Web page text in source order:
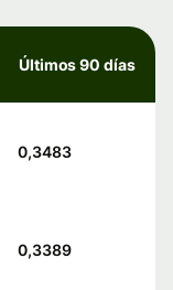
Últimos 90 días
0,3483
0,3389